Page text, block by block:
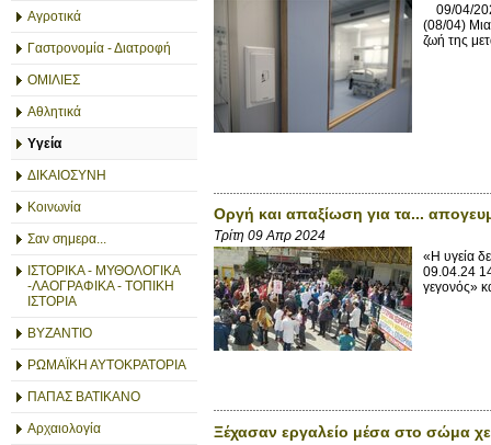
Αγροτικά
Γαστρονομία - Διατροφή
ΟΜΙΛΙΕΣ
Αθλητικά
Υγεία
ΔΙΚΑΙΟΣΥΝΗ
Κοινωνία
Σαν σημερα...
ΙΣΤΟΡΙΚΑ - ΜΥΘΟΛΟΓΙΚΑ
-ΛΑΟΓΡΑΦΙΚΑ - ΤΟΠΙΚΗ
ΙΣΤΟΡΙΑ
ΒΥΖΑΝΤΙΟ
ΡΩΜΑΪΚΗ ΑΥΤΟΚΡΑΤΟΡΙΑ
ΠΑΠΑΣ ΒΑΤΙΚΑΝΟ
Αρχαιολογία
09/04/
(08/04) Μια
ζωή της
Οργή και απαξίωση για τα...
Τρίτη 09 Απρ 2024
«Η υγεία
09.04.24
γεγονός»
Ξέχασαν εργαλείο μέσα στο σώμα